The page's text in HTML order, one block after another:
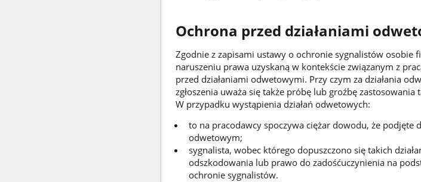
Ochrona przed działaniami
Zgodnie z zapisami ustawy o ochronie sygnalistów osobie
naruszeniu prawa uzyskaną w kontekście związanym z
przed działaniami odwetowymi. Przy czym za działania
zgłoszenia uważa się także próbę lub groźbę zastosowania
W przypadku wystąpienia działań odwetowych:
to na pracodawcy spoczywa ciężar dowodu, że podjęte
odwetowym;
sygnalista, wobec którego dopuszczono się takich
odszkodowania lub prawo do zadośćuczynienia na
ochronie sygnalistów.